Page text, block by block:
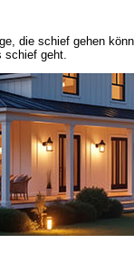
die schief gehen
geht.